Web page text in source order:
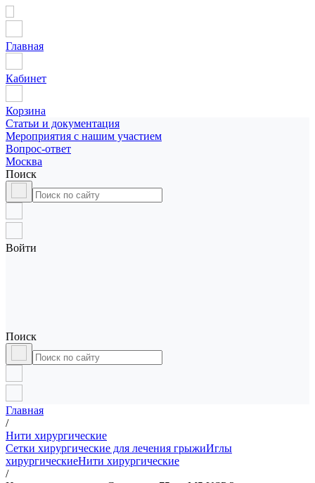
Главная
Кабинет
Корзина
Статьи и документация
Мероприятия с нашим участием
Вопрос-ответ
Москва
Поиск
Войти
Поиск
Главная
/
Нити хирургические
Сетки хирургические для лечения грыжиИглы
хирургическиеНити хирургические
/